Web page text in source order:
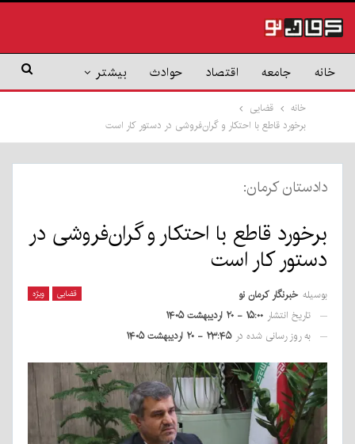
خانه جامعه اقتصاد حوادث بیشتر
خانه
قضایی
برخورد قاطع با احتکار و گران‌فروشی در دستور کار است
دادستان کرمان:
برخورد قاطع با احتکار و گران‌فروشی در
دستور کار است
قضایی ویژه بوسیله خبرنگار کرمان نو
تاریخ انتشار ۱۵:۰۰ - ۲۰ اردیبهشت ۱۴۰۵
به روز رسانی شده در ۲۳:۴۵ - ۲۰ اردیبهشت ۱۴۰۵